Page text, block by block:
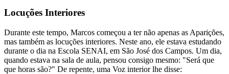
Locuções Interiores
Durante este tempo, Marcos começou a ter não apenas as Aparições,
mas também as locuções interiores. Neste ano, ele estava estudando
durante o dia na Escola SENAI, em São José dos Campos. Um dia,
quando estava na sala de aula, pensou consigo mesmo: "Será que
que horas são?" De repente, uma Voz interior lhe disse: